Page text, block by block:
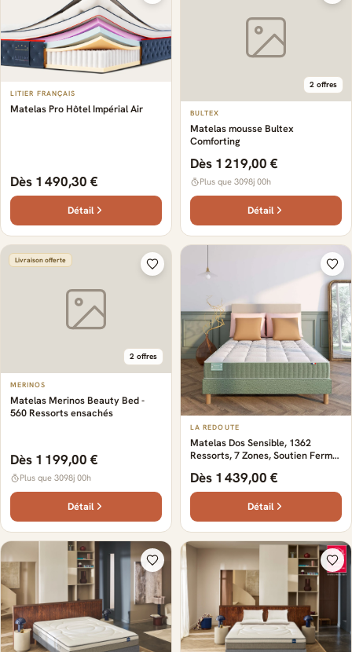
LITIER FRANÇAIS
Matelas Pro Hôtel Impérial Air
Dès 1 490,30 €
Détail
2 offres
BULTEX
Matelas mousse Bultex
Comforting
Dès 1 219,00 €
Plus que 3098j 00h
Détail
Livraison offerte
2 offres
MERINOS
Matelas Merinos Beauty Bed -
560 Ressorts ensachés
Dès 1 199,00 €
Plus que 3098j 00h
Détail
LA REDOUTE
Matelas Dos Sensible, 1362
Ressorts, 7 Zones, Soutien Ferme,
Dès 1 439,00 €
Détail